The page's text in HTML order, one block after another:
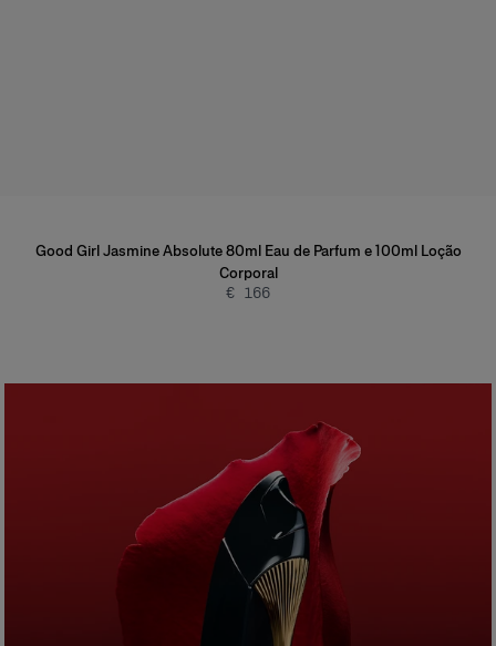
Good Girl Jasmine Absolute 80ml Eau de Parfum e 100ml Loção
Corporal
€ 166